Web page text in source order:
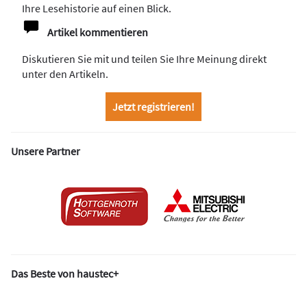
Ihre Lesehistorie auf einen Blick.
Artikel kommentieren
Diskutieren Sie mit und teilen Sie Ihre Meinung direkt
unter den Artikeln.
Jetzt registrieren!
Unsere Partner
Das Beste von haustec+